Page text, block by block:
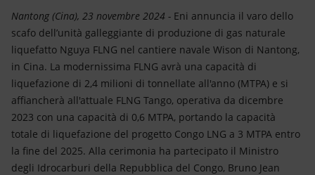
Nantong (Cina), 23 novembre 2024 - Eni annuncia il varo dello
scafo dell’unità galleggiante di produzione di gas naturale
liquefatto Nguya FLNG nel cantiere navale Wison di Nantong,
in Cina. La modernissima FLNG avrà una capacità di
liquefazione di 2,4 milioni di tonnellate all'anno (MTPA) e si
affiancherà all'attuale FLNG Tango, operativa da dicembre
2023 con una capacità di 0,6 MTPA, portando la capacità
totale di liquefazione del progetto Congo LNG a 3 MTPA entro
la fine del 2025. Alla cerimonia ha partecipato il Ministro
degli Idrocarburi della Repubblica del Congo, Bruno Jean